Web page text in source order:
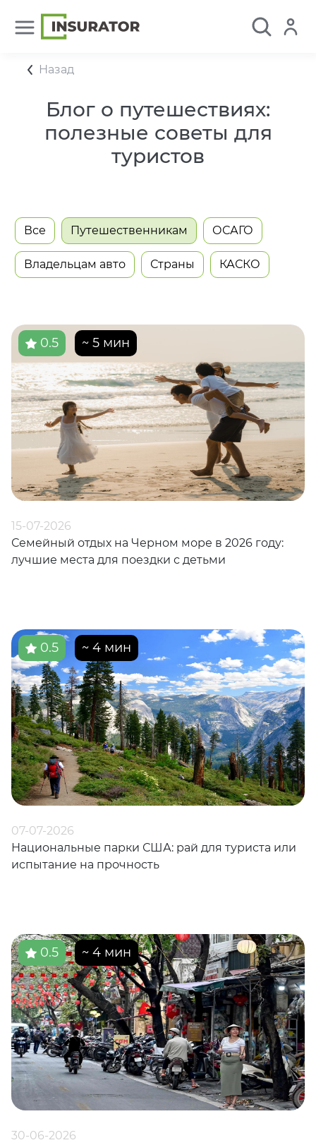
Назад
Блог о путешествиях:
полезные советы для
туристов
Все Путешественникам ОСАГО
Владельцам авто Страны КАСКО
0.5 ~ 5 мин
15-07-2026
Семейный отдых на Черном море в 2026 году:
лучшие места для поездки с детьми
0.5 ~ 4 мин
07-07-2026
Национальные парки США: рай для туриста или
испытание на прочность
0.5 ~ 4 мин
30-06-2026